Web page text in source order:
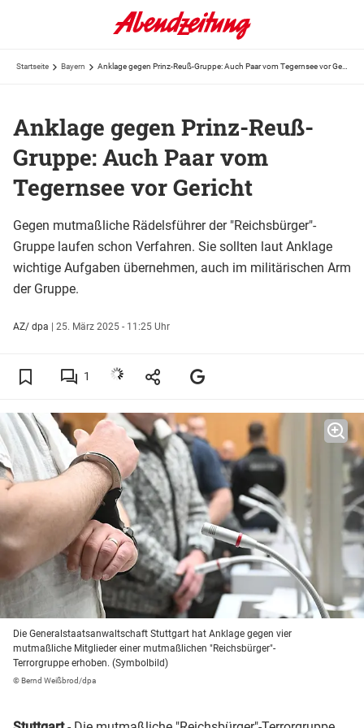
Startseite Bayern
Anklage gegen Prinz-Reuß-
Gruppe: Auch Paar vom
Tegernsee vor Gericht
Gegen mutmaßliche Rädelsführer der "Reichsbürger"-
Gruppe laufen schon Verfahren. Sie sollten laut Anklage
wichtige Aufgaben übernehmen, auch im militärischen Arm
der Gruppe.
AZ/ dpa | 25. März 2025 - 11:25 Uhr
1
Die Generalstaatsanwaltschaft Stuttgart hat Anklage gegen vier
mutmaßliche Mitglieder einer mutmaßlichen "Reichsbürger"-
Terrorgruppe erhoben. (Symbolbild)
© Bernd Weißbrod/dpa